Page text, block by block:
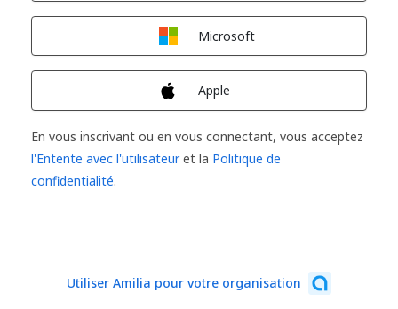
Microsoft
Apple
En vous inscrivant ou en vous connectant, vous acceptez
l'Entente avec l'utilisateuret la Politique de
confidentialité.
Utiliser Amilia pour votre organisation